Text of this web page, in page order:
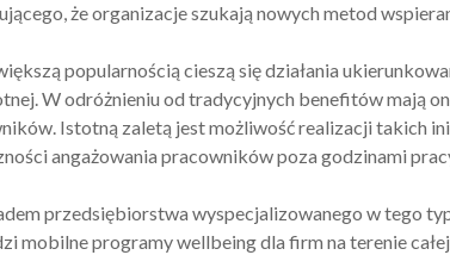
że organizacje szukają nowych metod
popularnością cieszą się działania
W odróżnieniu od tradycyjnych benefitów mają
Istotną zaletą jest możliwość realizacji takich
angażowania pracowników poza godzinami
przedsiębiorstwa wyspecjalizowanego w tego
mobilne programy wellbeing dla firm na terenie